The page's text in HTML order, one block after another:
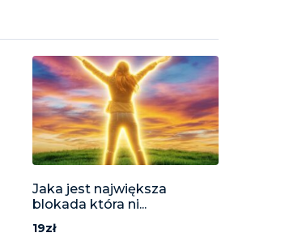
Jaka jest największa
blokada która ni...
19zł